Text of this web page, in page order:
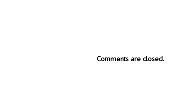
Comments are closed.